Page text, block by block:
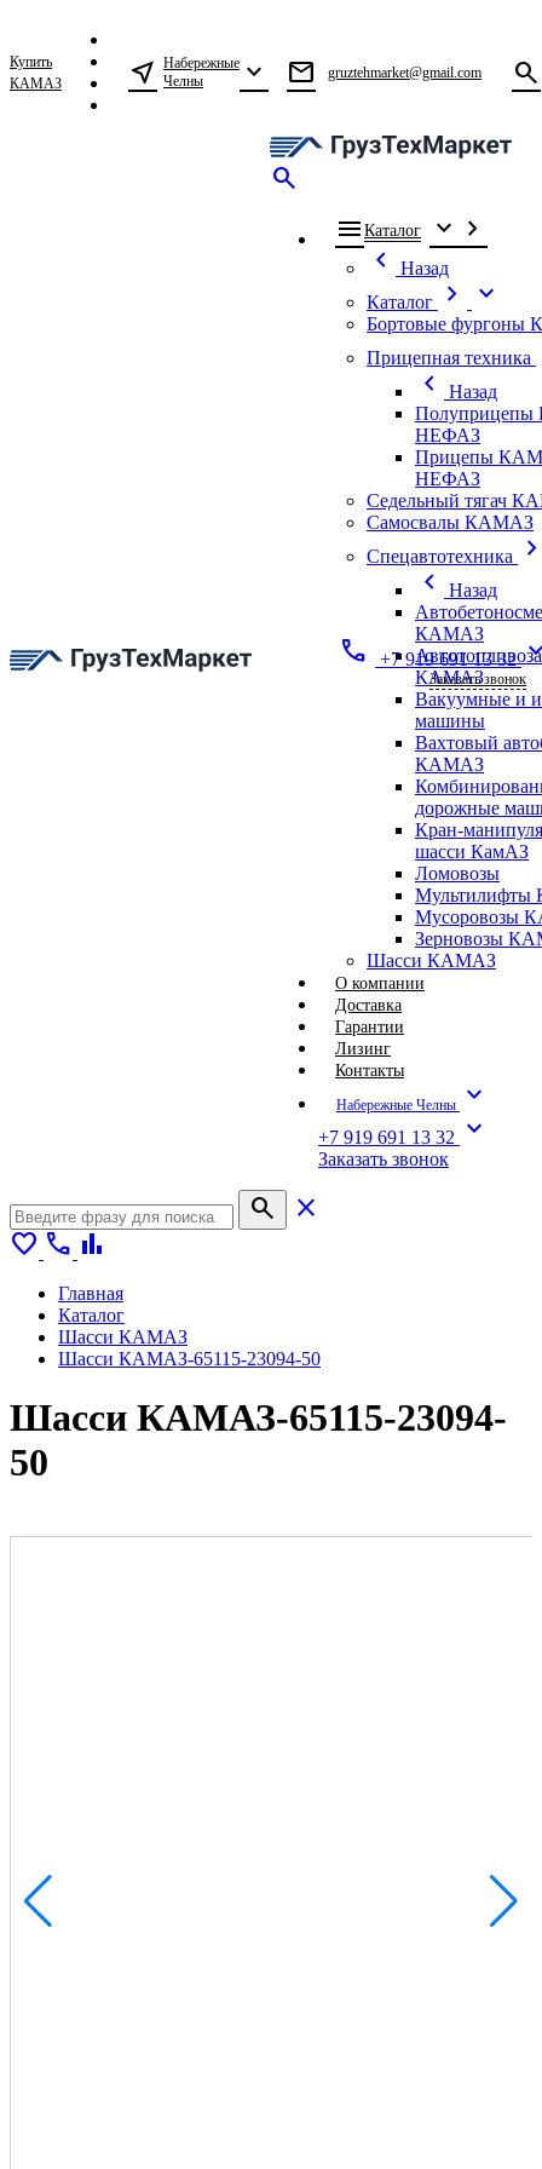
Купить
КАМАЗ
near_me Набережные
Челны
expand_more mail gruztehmarket@gmail.com search
search
menu Каталог expand_more chevron_right
chevron_left
Назад
Каталог
chevron_right expand_more
Бортовые
Прицепная техника
chevron_left
Назад
НЕФАЗ
Прицепы
НЕФАЗ
Седельный тягач
Самосвалы КАМАЗ
Спецавтотехника
chevron_left
Назад
КАМАЗ
КАМАЗ
Вакуумные и
машины
Вахтовый
КАМАЗ
дорожные
Кран-
шасси КамАЗ
Ломовозы
Мультилифты
Мусоровозы
Зерновозы
Шасси КАМАЗ
О компании
Доставка
Гарантии
Лизинг
Контакты
Набережные Челны expand_more
+7 919 691 13 32 expand_more
Заказать звонок
call +7 919 691 13 32
Заказать звонок
search
close
favorite call bar_chart
Главная
Каталог
Шасси КАМАЗ
Шасси КАМАЗ-65115-23094-50
Шасси КАМАЗ-65115-23094-
50